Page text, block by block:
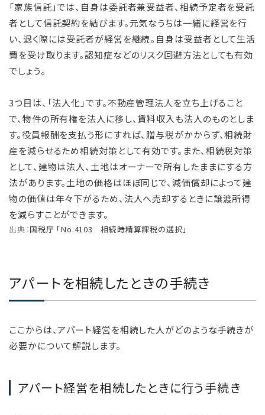
「家族信託」では、自身は委託者兼受益者、相続予定者を受託
者として信託契約を結びます。元気なうちは一緒に経営を行
い、退く際には受託者が経営を継続。自身は受益者として生活
費を受け取ります。認知症などのリスク回避方法としても有効
でしょう。
3つ目は、「法人化」です。不動産管理法人を立ち上げること
で、物件の所有権を法人に移し、賃料収入も法人のものとしま
す。役員報酬を支払う形にすれば、贈与税がかからず、相続財
産を減らせるため相続対策として有効です。また、相続税対策
として、建物は法人、土地はオーナーで所有したままにする方
法があります。土地の価格はほぼ同じで、減価償却によって建
物の価値は年々下がるため、法人へ売却するときに譲渡所得
を減らすことができます。
出典：国税庁 「No.4103 相続時精算課税の選択」
アパートを相続したときの手続き
ここからは、アパート経営を相続した人がどのような手続きが
必要かについて解説します。
アパート経営を相続したときに行う手続き